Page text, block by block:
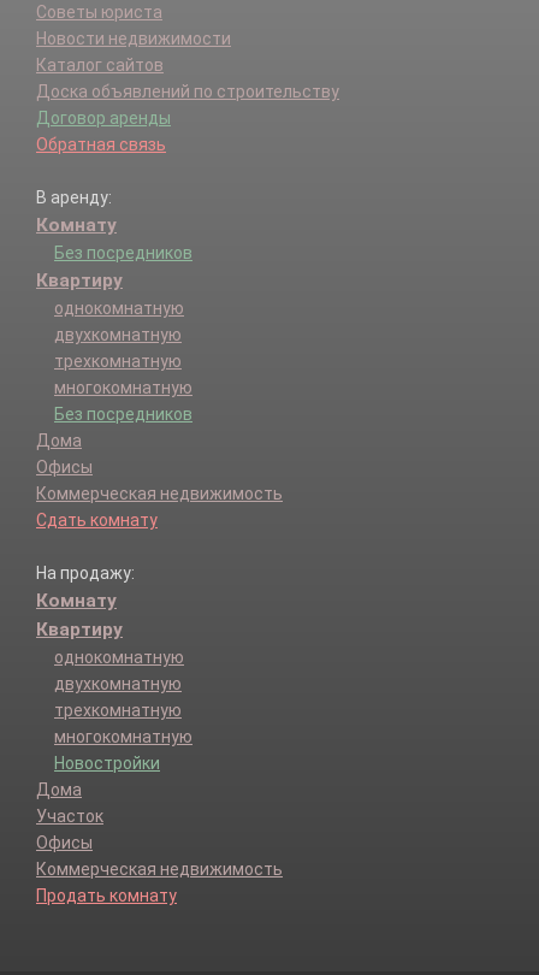
Советы юриста
Новости недвижимости
Каталог сайтов
Доска объявлений по строительству
Договор аренды
Обратная связь
В аренду:
Комнату
Без посредников
Квартиру
однокомнатную
двухкомнатную
трехкомнатную
многокомнатную
Без посредников
Дома
Офисы
Коммерческая недвижимость
Сдать комнату
На продажу:
Комнату
Квартиру
однокомнатную
двухкомнатную
трехкомнатную
многокомнатную
Новостройки
Дома
Участок
Офисы
Коммерческая недвижимость
Продать комнату